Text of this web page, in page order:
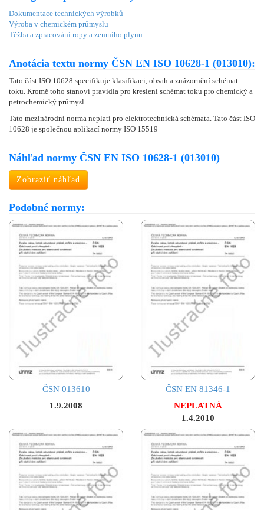
Dokumentace technických výrobků
Výroba v chemickém průmyslu
Těžba a zpracování ropy a zemního plynu
Anotácia textu normy ČSN EN ISO 10628-1 (013010):
Tato část ISO 10628 specifikuje klasifikaci, obsah a znázornění schémat
toku. Kromě toho stanoví pravidla pro kreslení schémat toku pro chemický a
petrochemický průmysl.
Tato mezinárodní norma neplatí pro elektrotechnická schémata. Tato část ISO
10628 je společnou aplikací normy ISO 15519
Náhľad normy ČSN EN ISO 10628-1 (013010)
Zobraziť náhľad
Podobné normy:
ČSN 013610
1.9.2008
ČSN EN 81346-1
NEPLATNÁ
1.4.2010